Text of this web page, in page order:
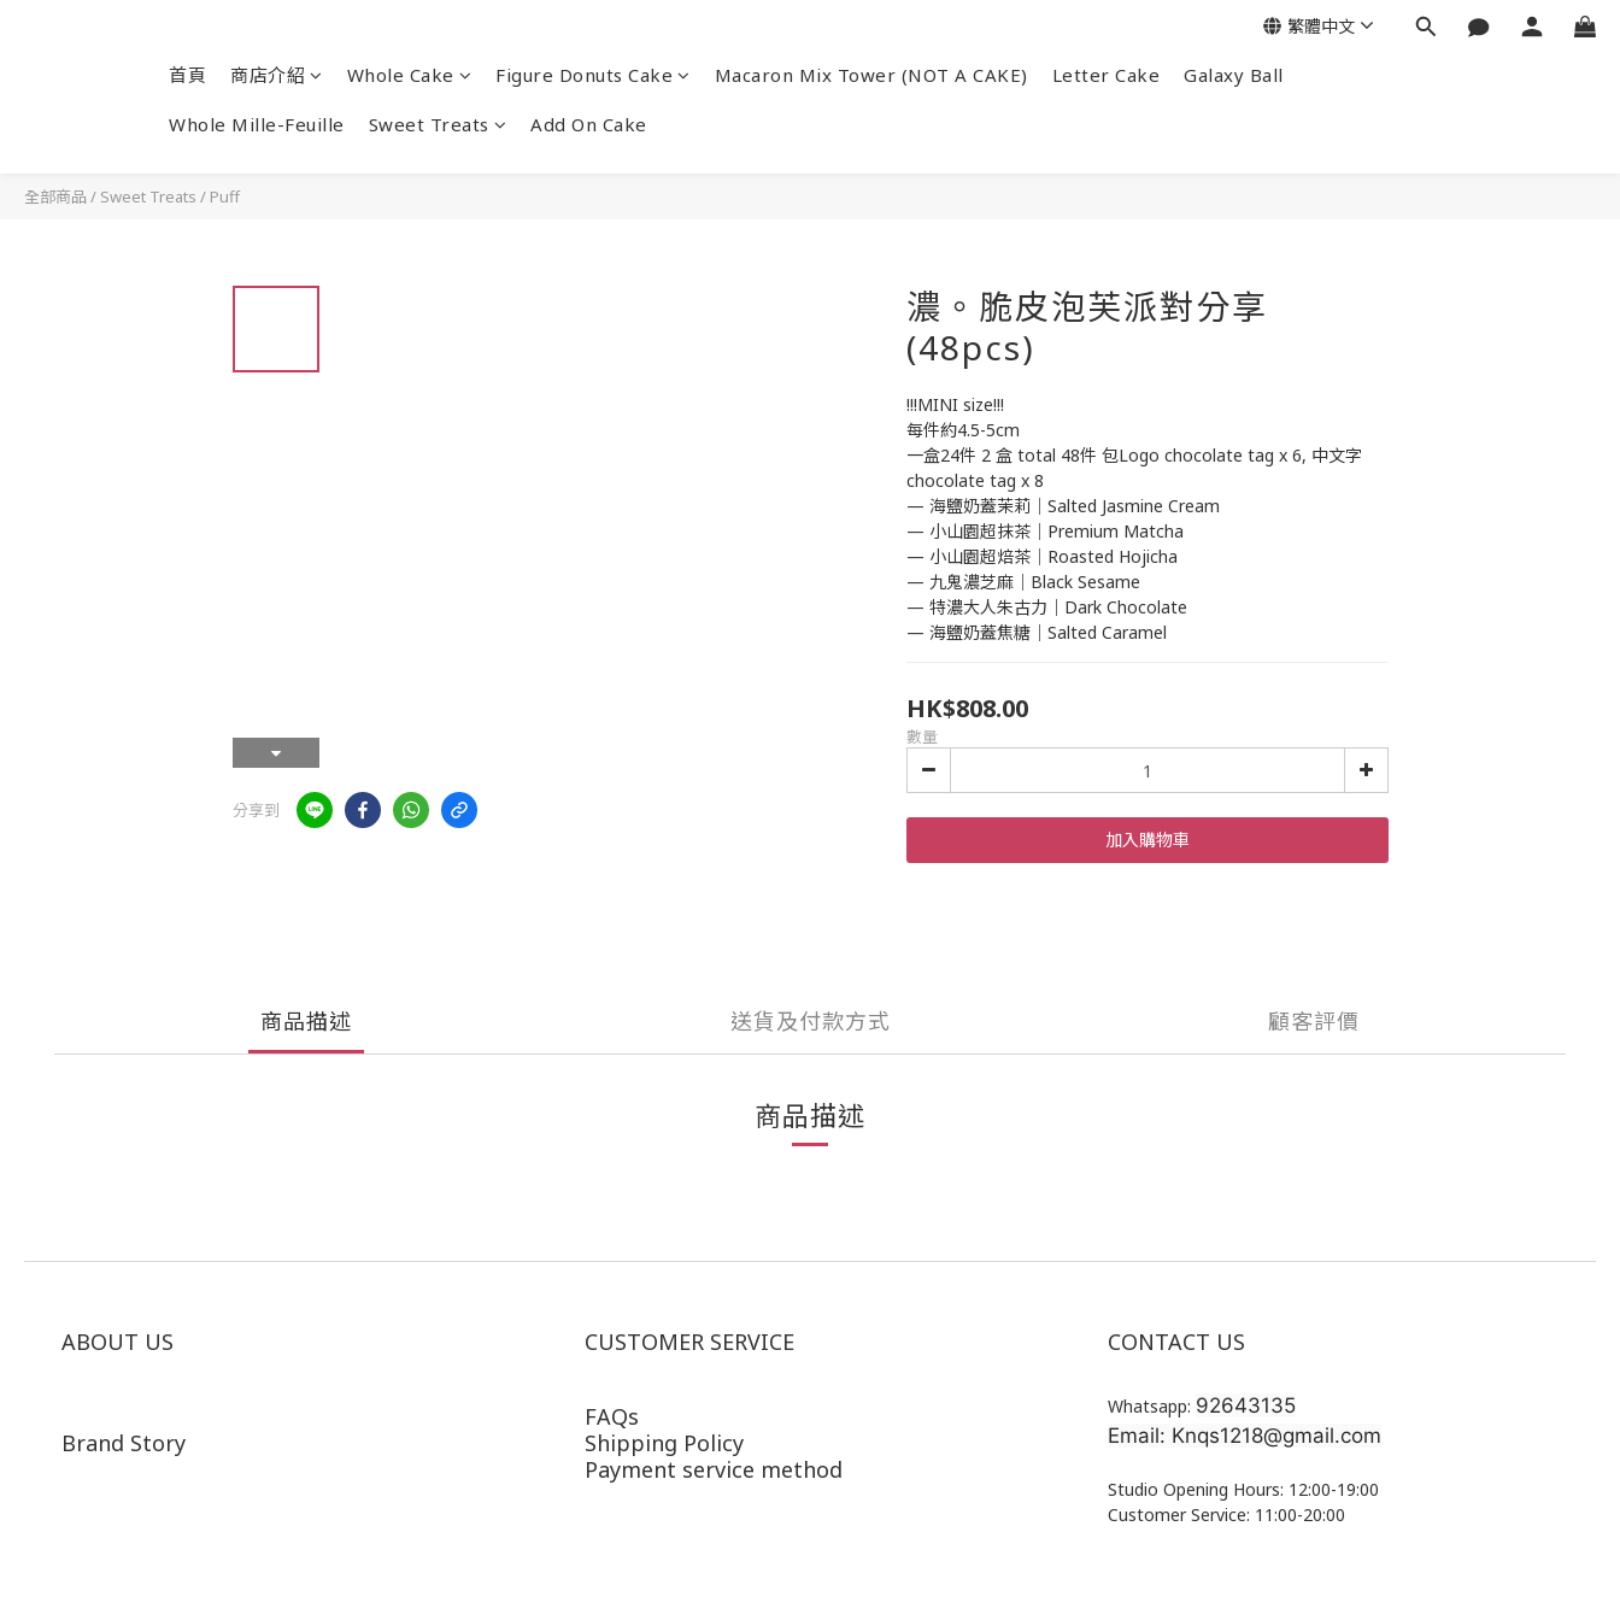
首頁 商店介紹 Whole Cake Figure Donuts Cake Macaron Mix Tower (NOT A CAKE) Letter Cake Galaxy Ball
Whole Mille-Feuille Sweet Treats Add On Cake
繁體中文
全部商品 / Sweet Treats / Puff
分享到
濃。脆皮泡芙派對分享
(48pcs)
!!!MINI size!!!
每件約4.5-5cm
一盒24件 2 盒 total 48件 包Logo chocolate tag x 6, 中文字
chocolate tag x 8
— 海鹽奶蓋茉莉｜Salted Jasmine Cream
— 小山園超抹茶｜Premium Matcha
— 小山園超焙茶｜Roasted Hojicha
— 九鬼濃芝麻｜Black Sesame
— 特濃大人朱古力｜Dark Chocolate
— 海鹽奶蓋焦糖｜Salted Caramel
HK$808.00
數量
加入購物車
商品描述 送貨及付款方式 顧客評價
商品描述
ABOUT US
Brand Story
CUSTOMER SERVICE
FAQs
Shipping Policy
Payment service method
CONTACT US
Whatsapp: 92643135
Email: Knqs1218@gmail.com
Studio Opening Hours: 12:00-19:00
Customer Service: 11:00-20:00